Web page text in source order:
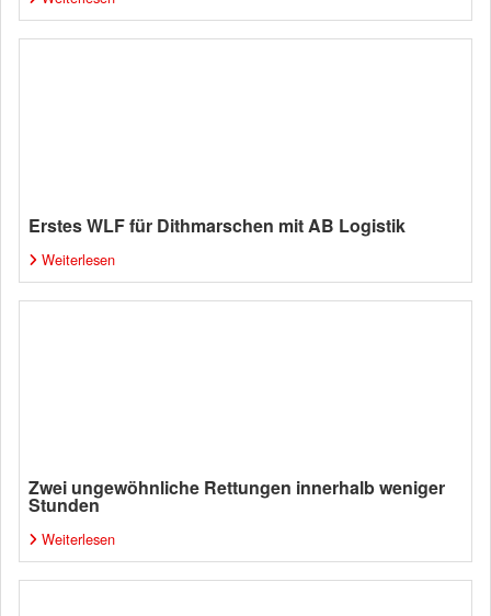
Erstes WLF für Dithmarschen mit AB Logistik
Weiterlesen
Zwei ungewöhnliche Rettungen innerhalb weniger
Stunden
Weiterlesen